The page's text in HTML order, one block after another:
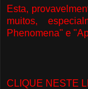
Esta,
muitos,
Phenomena" e
CLIQUE NESTE